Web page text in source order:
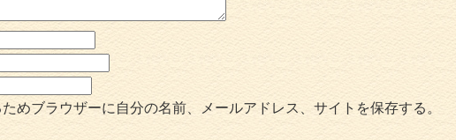
めブラウザーに自分の名前、メールアドレス、サイトを保存する。